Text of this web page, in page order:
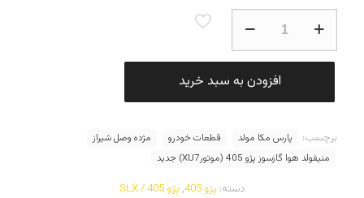
منیفولد
هوا
پژو
جدید
مژده
وصل
افزودن به سبد خرید
دسته: پژو 405 , پژو 405 / SLX
برچسب: پارس مکا مولد قطعات خودرو
مژده وصل شیراز
منیفولد هوا گازسوز پژو 405 (موتورXU7) جدید